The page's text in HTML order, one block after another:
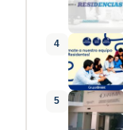
4
5